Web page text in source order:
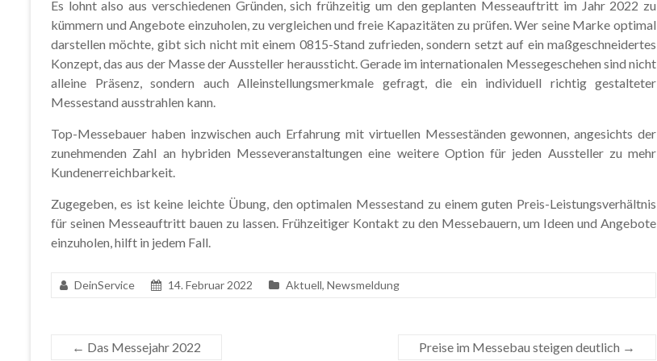
Es lohnt also aus verschiedenen Gründen, sich frühzeitig um den geplanten Messeauftritt im Jahr 2022 zu
kümmern und Angebote einzuholen, zu vergleichen und freie Kapazitäten zu prüfen. Wer seine Marke optimal
darstellen möchte, gibt sich nicht mit einem 0815-Stand zufrieden, sondern setzt auf ein maßgeschneidertes
Konzept, das aus der Masse der Aussteller heraussticht. Gerade im internationalen Messegeschehen sind nicht
alleine Präsenz, sondern auch Alleinstellungsmerkmale gefragt, die ein individuell richtig gestalteter
Messestand ausstrahlen kann.
Top-Messebauer haben inzwischen auch Erfahrung mit virtuellen Messeständen gewonnen, angesichts der
zunehmenden Zahl an hybriden Messeveranstaltungen eine weitere Option für jeden Aussteller zu mehr
Kundenerreichbarkeit.
Zugegeben, es ist keine leichte Übung, den optimalen Messestand zu einem guten Preis-Leistungsverhältnis
für seinen Messeauftritt bauen zu lassen. Frühzeitiger Kontakt zu den Messebauern, um Ideen und Angebote
einzuholen, hilft in jedem Fall.
DeinService 14. Februar 2022 Aktuell, Newsmeldung
← Das Messejahr 2022 Preise im Messebau steigen deutlich →